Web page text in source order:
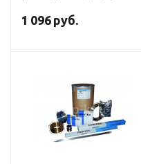
DRATEC
1 096 руб.